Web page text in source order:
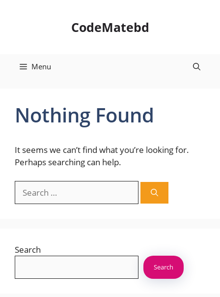
CodeMatebd
Menu
Nothing Found
It seems we can’t find what you’re looking for.
Perhaps searching can help.
for:
Search
Search